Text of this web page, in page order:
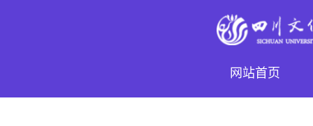
网站首页